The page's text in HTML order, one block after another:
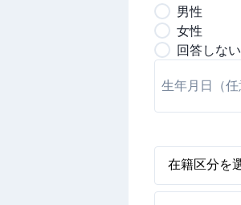
男性
女性
回答しない